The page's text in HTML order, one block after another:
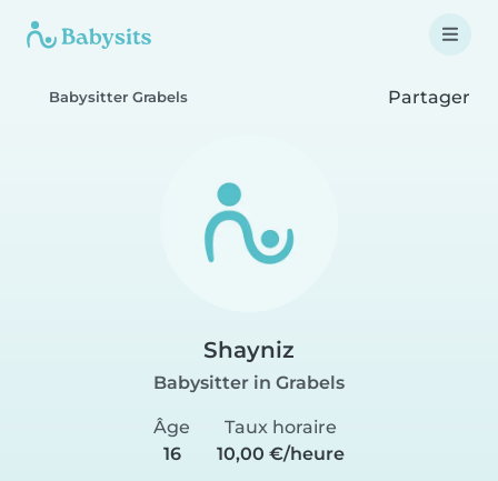
Babysitter Grabels Partager
Shayniz
Babysitter in Grabels
Âge
16
Taux horaire
10,00 €/heure